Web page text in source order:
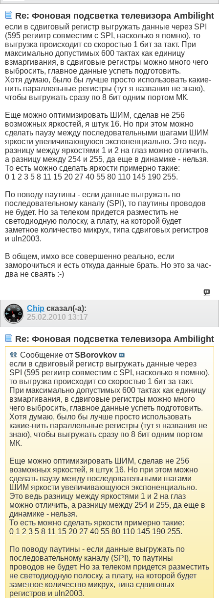
Re: Фоновая подсветка телевизора Ambilight
если в сдвиговый регистр выгружать данные через SPI
(595 региитр совместим с SPI, насколько я помню), то
выгрузка происходит со скоростью 1 бит за такт. При
максимально допустимых 600 тактах как единицу
взмаргивания, в сдвиговые регистры можно много чего
выбросить, главное данные успеть подготовить.
Хотя думаю, было бы лучше просто использовать какие-
нить параллельные регистры (тут я названия не знаю),
чтобы выгружать сразу по 8 бит одним портом МК.
Еще можно оптимизировать ШИМ, сделав не 256
возможных яркостей, я штук 16. Но при этом можно
сделать паузу между последовательными шагами ШИМ
яркости увеличивающуюся экспоненциально. Это ведь
разницу между яркостями 1 и 2 на глаз можно отличить,
а разницу между 254 и 255, да еще в динамике - нельзя.
То есть можно сделать яркости примерно такие:
0 1 2 3 5 8 11 15 20 27 40 55 80 110 145 190 255.
По поводу паутины - если данные выгружать по
последовательному каналу (SPI), то паутины проводов
не будет. Но за телеком придется разместить не
светодиодную полоску, а плату, на которой будет
заметное количество микрух, типа сдвиговых регистров
и uln2003.
В общем, имхо все совершенно реально, если
заморочиться и есть откуда данные брать. Но это за час-
два не сваять :-)
Chip сказал(-а):
25.02.2010 13:17
Re: Фоновая подсветка телевизора Ambilight
Сообщение от SBorovkov
если в сдвиговый регистр выгружать данные через
SPI (595 региитр совместим с SPI, насколько я помню),
то выгрузка происходит со скоростью 1 бит за такт.
При максимально допустимых 600 тактах как единицу
взмаргивания, в сдвиговые регистры можно много
чего выбросить, главное данные успеть подготовить.
Хотя думаю, было бы лучше просто использовать
какие-нить параллельные регистры (тут я названия не
знаю), чтобы выгружать сразу по 8 бит одним портом
МК.
Еще можно оптимизировать ШИМ, сделав не 256
возможных яркостей, я штук 16. Но при этом можно
сделать паузу между последовательными шагами
ШИМ яркости увеличивающуюся экспоненциально.
Это ведь разницу между яркостями 1 и 2 на глаз
можно отличить, а разницу между 254 и 255, да еще в
динамике - нельзя.
То есть можно сделать яркости примерно такие:
0 1 2 3 5 8 11 15 20 27 40 55 80 110 145 190 255.
По поводу паутины - если данные выгружать по
последовательному каналу (SPI), то паутины
проводов не будет. Но за телеком придется разместить
не светодиодную полоску, а плату, на которой будет
заметное количество микрух, типа сдвиговых
регистров и uln2003.